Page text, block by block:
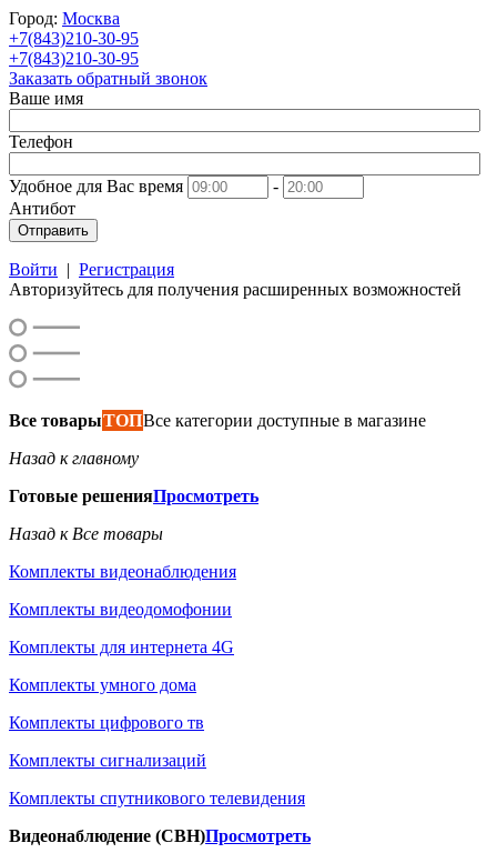
Город: Москва
+7(843)210-30-95
+7(843)210-30-95
Заказать обратный звонок
Ваше имя
Телефон
Удобное для Вас время
-
Антибот
Отправить
Войти | Регистрация
Авторизуйтесь для получения расширенных возможностей
Все товарыТОПВсе категории доступные в магазине
Назад к главному
Готовые решенияПросмотреть
Назад к Все товары
Комплекты видеонаблюдения
Комплекты видеодомофонии
Комплекты для интернета 4G
Комплекты умного дома
Комплекты цифрового тв
Комплекты сигнализаций
Комплекты спутникового телевидения
Видеонаблюдение (СВН)Просмотреть